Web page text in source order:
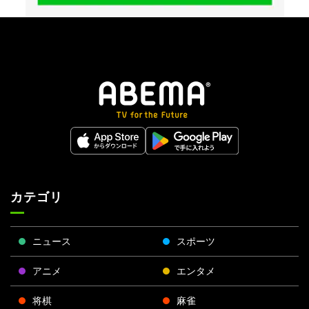
カテゴリ
ニュース スポーツ
アニメ エンタメ
将棋 麻雀